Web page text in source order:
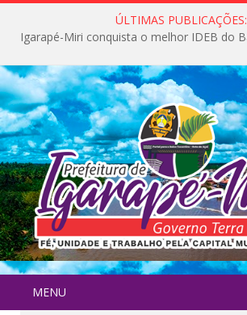
ÚLTIMAS PUBLICAÇÕES:
MENU